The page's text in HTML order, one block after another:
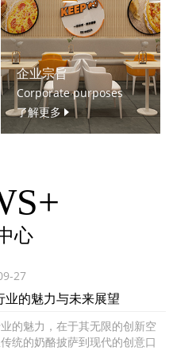
企业宗旨
Corporate purposes
了解更多
心
27
业的魅力与未来展望
的魅力，在于其无限的创新空
统的奶酪披萨到现代的创意口